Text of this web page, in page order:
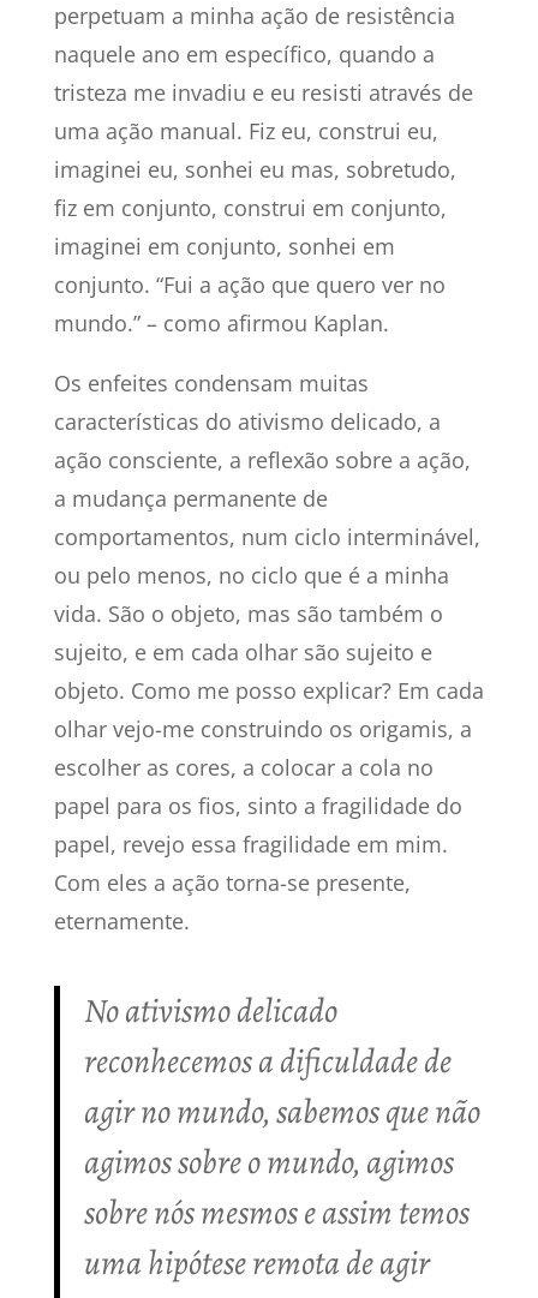
perpetuam a minha ação de resistência
naquele ano em específico, quando a
tristeza me invadiu e eu resisti através de
uma ação manual. Fiz eu, construi eu,
imaginei eu, sonhei eu mas, sobretudo,
fiz em conjunto, construi em conjunto,
imaginei em conjunto, sonhei em
conjunto. “Fui a ação que quero ver no
mundo.” – como afirmou Kaplan.
Os enfeites condensam muitas
características do ativismo delicado, a
ação consciente, a reflexão sobre a ação,
a mudança permanente de
comportamentos, num ciclo interminável,
ou pelo menos, no ciclo que é a minha
vida. São o objeto, mas são também o
sujeito, e em cada olhar são sujeito e
objeto. Como me posso explicar? Em cada
olhar vejo-me construindo os origamis, a
escolher as cores, a colocar a cola no
papel para os fios, sinto a fragilidade do
papel, revejo essa fragilidade em mim.
Com eles a ação torna-se presente,
eternamente.
No ativismo delicado
reconhecemos a dificuldade de
agir no mundo, sabemos que não
agimos sobre o mundo, agimos
sobre nós mesmos e assim temos
uma hipótese remota de agir